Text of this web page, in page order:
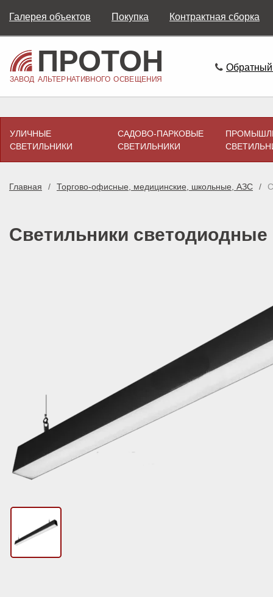
Галерея объектов Покупка Контрактная сборка
Обратный
УЛИЧНЫЕ
СВЕТИЛЬНИКИ
САДОВО-ПАРКОВЫЕ
СВЕТИЛЬНИКИ
Главная Торгово-офисные, медицинские, школьные, АЗС
Светильники светодиодные